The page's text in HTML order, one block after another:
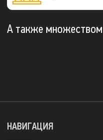
А также множеством
НАВИГАЦИЯ